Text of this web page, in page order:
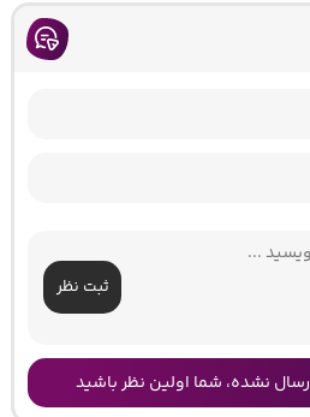
ثبت نظر
نشده، شما اولین نظر باشید